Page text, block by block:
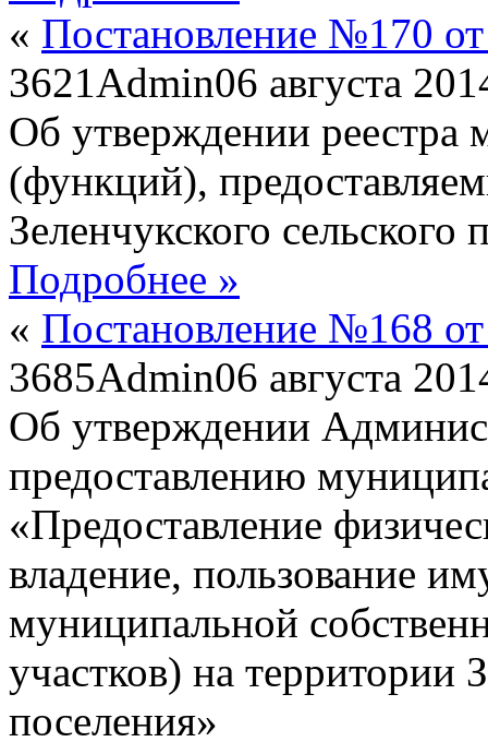
« Постановление №170
3621Admin06 августа
Об утверждении реестра
(функций),
Зеленчукского сельского
Подробнее »
« Постановление №168
3685Admin06 августа
Об утверждении
предоставлению
«Предоставление
владение, пользование
муниципальной
участков) на территории
поселения»